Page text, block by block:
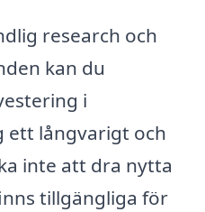
research och
kan du
i
ett långvarigt och
inte att dra nytta
tillgängliga för